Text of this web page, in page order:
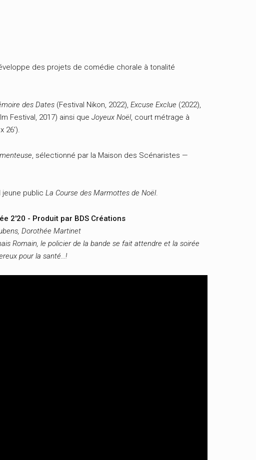
des projets de comédie chorale à tonalité
des Dates (Festival Nikon, 2022), Excuse Exclue (2022),
Festival, 2017) ainsi que Joyeux Noël, court métrage à
26').
, sélectionné par la Maison des Scénaristes —
public La Course des Marmottes de Noël.
2'20 - Produit par BDS Créations
Dorothée Martinet
Romain, le policier de la bande se fait attendre et la soirée
pour la santé...!